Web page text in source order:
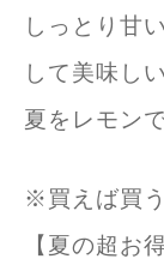
しっとり甘
して美味し
夏をレモン
※買えば買
【夏の超お